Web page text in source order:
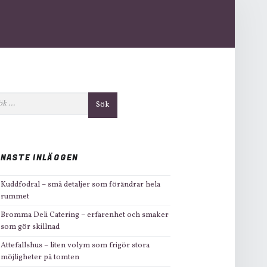
INLÄGGEN
Kuddfodral – små detaljer som förändrar hela
rummet
Bromma Deli Catering – erfarenhet och smaker
som gör skillnad
Attefallshus – liten volym som frigör stora
möjligheter på tomten